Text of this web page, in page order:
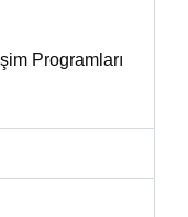
Programları